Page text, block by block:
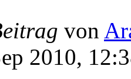
von
2010,